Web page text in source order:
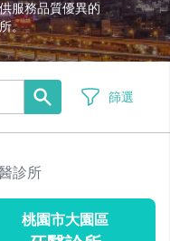
服務品質優異的
。
篩選
診所
桃園市大園區